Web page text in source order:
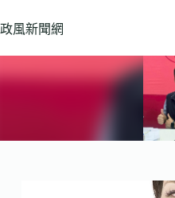
至
政風新聞網